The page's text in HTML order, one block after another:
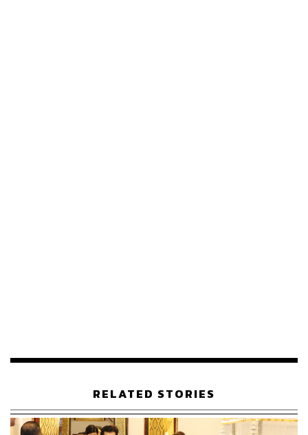
RELATED STORIES